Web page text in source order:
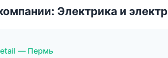
Электрика и
— Пермь